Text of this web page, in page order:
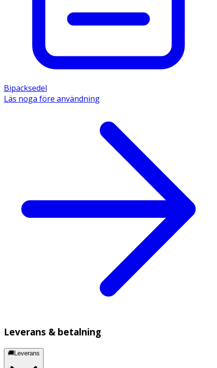
Bipacksedel
Läs noga före användning
Leverans & betalning
🚚Leverans